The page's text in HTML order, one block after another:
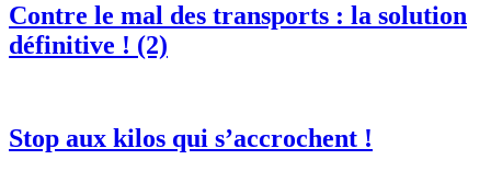
Contre le mal des transports : la solution
définitive ! (2)
Stop aux kilos qui s’accrochent !